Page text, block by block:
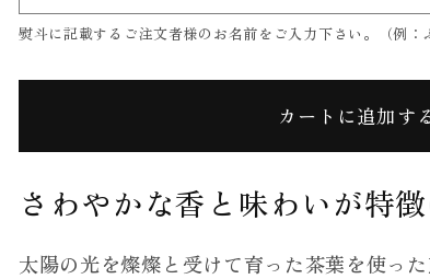
さ）｣
の
数
ら
さ）｣
の
数
や
熨斗に記載するご注文者様のお名前をご入力下さい。（例：
カートに追加す
さわやかな香と味わいが特
太陽の光を燦燦と受けて育った茶葉を使っ